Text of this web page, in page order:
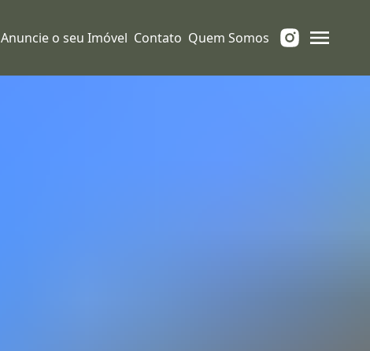
Anuncie o seu Imóvel Contato Quem Somos